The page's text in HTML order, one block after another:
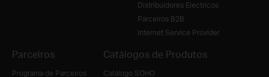
Distribuidores Electricos
Parceiros B2B
Internet Service Provider
Parceiros
Programa de Parceiros
Catálogos de Produtos
Catálogo SOHO